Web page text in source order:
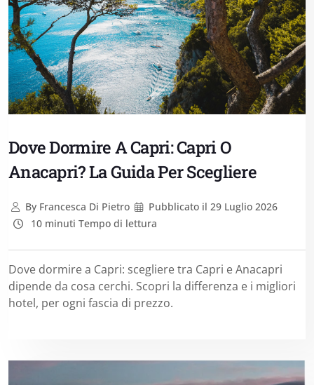
Dove Dormire A Capri: Capri O
Anacapri? La Guida Per Scegliere
ByFrancesca Di Pietro Pubblicato il 29 Luglio 2026
10 minuti Tempo di lettura
Dove dormire a Capri: scegliere tra Capri e Anacapri
dipende da cosa cerchi. Scopri la differenza e i migliori
hotel, per ogni fascia di prezzo.